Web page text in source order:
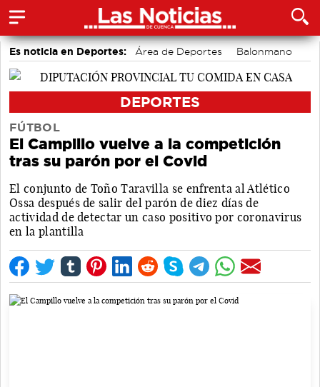
Es noticia en Deportes: Área de Deportes
Balonmano
Ciclismo
Fútbol
DEPORTES
FÚTBOL
El Campillo vuelve a la competición
tras su parón por el Covid
El conjunto de Toño Taravilla se enfrenta al Atlético
Ossa después de salir del parón de diez días de
actividad de detectar un caso positivo por coronavirus
en la plantilla